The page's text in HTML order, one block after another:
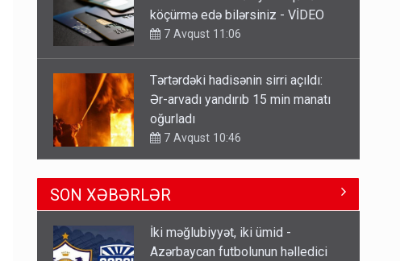
Ər-arvadı yandırıb 15 min manatı
oğurladı
Əhaliyə hava ilə bağlı VACİB
XƏBƏRDARLIQ - Saat 11:00-dan…
7 Avqust 09:15
Gedişi var, dönüşü yox: Bakı-
Tbilisi-Bakı qatarına bilet
7 Avqust 23:17
SON XƏBƏRLƏR
İki məğlubiyyət, iki ümid -
Azərbaycan futbolunun həlledici